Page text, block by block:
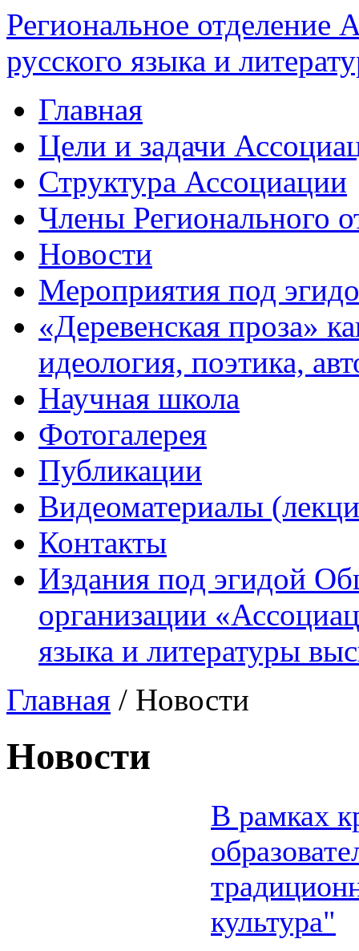
Региональное отделение
русского языка и
Главная
Цели и задачи
Структура Ассоциации
Члены Регионального
Новости
Мероприятия под
«Деревенская проза»
идеология, поэтика,
Научная школа
Фотогалерея
Публикации
Видеоматериалы
Контакты
Издания под эгидой
организации
языка и литературы
Главная / Новости
Новости
В рамках
культура"